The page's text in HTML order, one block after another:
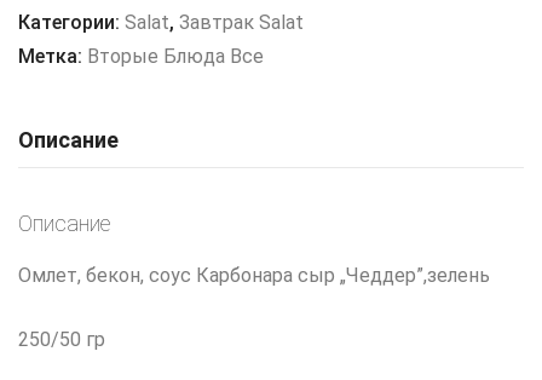
Категории: Salat, Завтрак Salat
Метка: Вторые Блюда Все
Описание
Описание
Омлет, бекон, соус Карбонара сыр „Чеддер”,зелень
250/50 гр